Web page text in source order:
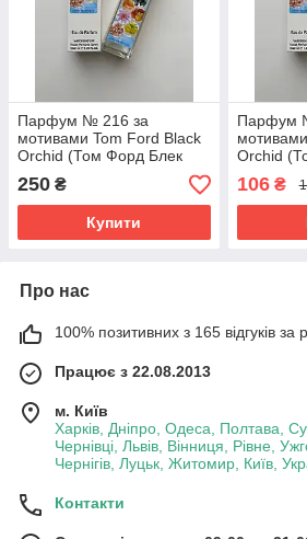
Парфум № 216 за
мотивами Tom Ford Black
Orchid (Том Форд Блек
250 ₴
Купити
Парфум
Orchid
106₴
Про нас
100% позитивних з 165 відгуків за
Працює з 22.08.2013
м. Київ
Харків, Дніпро, Одеса, Полтава,
Чернівці, Львів, Вінниця, Рівне,
Чернігів, Луцьк, Житомир, Київ,
Контакти